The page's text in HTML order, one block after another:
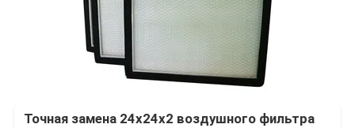
Точная замена 24x24x2 воздушного фильтра